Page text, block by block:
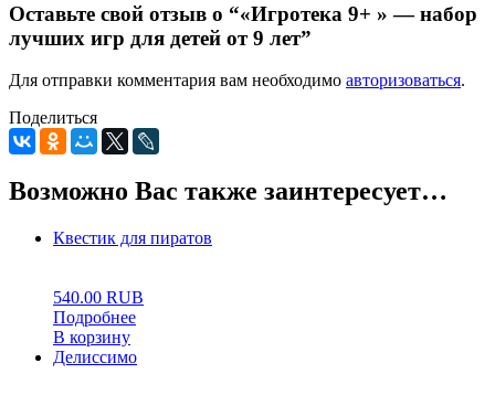
Оставьте свой отзыв о “«Игротека 9+ » — набор
лучших игр для детей от 9 лет”
Для отправки комментария вам необходимо авторизоваться.
Поделиться
Возможно Вас также заинтересует…
Квестик для пиратов
540.00 RUB
Подробнее
В корзину
Делиссимо